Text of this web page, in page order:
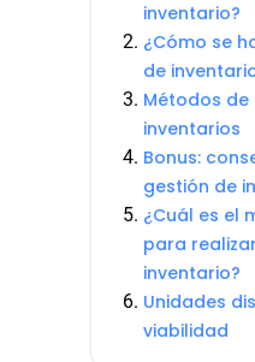
inventario?
¿Cómo se
de
Métodos
inventarios
Bonus:
gestión de
¿Cuál es el
para
inventario?
Unidades
viabilidad